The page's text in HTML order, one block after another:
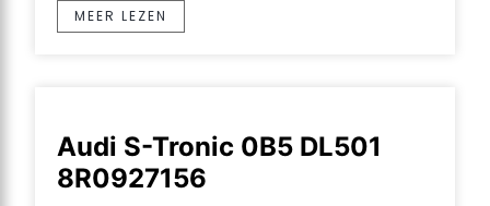
MEER LEZEN
Audi S-Tronic 0B5 DL501
8R0927156